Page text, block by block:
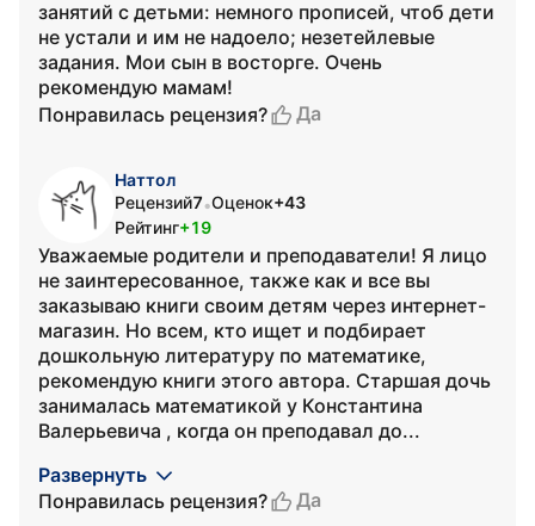
занятий с детьми: немного прописей, чтоб дети
не устали и им не надоело; незетейлевые
задания. Мои сын в восторге. Очень
рекомендую мамам!
Понравилась рецензия?
Да
Наттол
Рецензий7•Оценок+43
Рейтинг+19
Уважаемые родители и преподаватели! Я лицо
не заинтересованное, также как и все вы
заказываю книги своим детям через интернет-
магазин. Но всем, кто ищет и подбирает
дошкольную литературу по математике,
рекомендую книги этого автора. Старшая дочь
занималась математикой у Константина
Валерьевича , когда он преподавал до...
Развернуть
Понравилась рецензия?
Да